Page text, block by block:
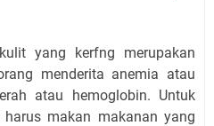
yang kerfng merupakan
menderita anemia atau
atau hemoglobin. Untuk
makan makanan yang